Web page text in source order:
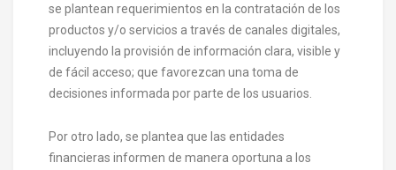
se plantean requerimientos en la contratación de los
productos y/o servicios a través de canales digitales,
incluyendo la provisión de información clara, visible y
de fácil acceso; que favorezcan una toma de
decisiones informada por parte de los usuarios.
Por otro lado, se plantea que las entidades
financieras informen de manera oportuna a los